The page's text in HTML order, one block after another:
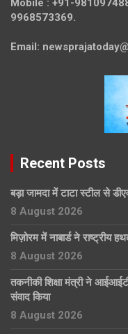
Mobile : +91-
9968573369.
Email:
Recent Posts
बड़ा जामदा में टाटा स्टील से
8 August 2026
मिज़ोरम में नाबार्ड ने राष्ट्रीय
8 August 2026
तकनीकी शिक्षा मंत्री ने
संवाद किया
8 August 2026